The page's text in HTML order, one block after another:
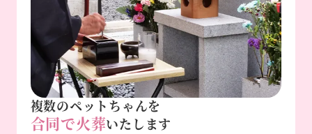
複数のペットちゃんを
合同で火葬いたします